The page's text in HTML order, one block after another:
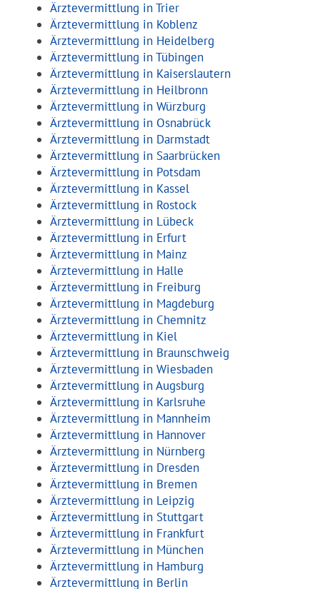
Ärztevermittlung in Trier
Ärztevermittlung in Koblenz
Ärztevermittlung in Heidelberg
Ärztevermittlung in Tübingen
Ärztevermittlung in Kaiserslautern
Ärztevermittlung in Heilbronn
Ärztevermittlung in Würzburg
Ärztevermittlung in Osnabrück
Ärztevermittlung in Darmstadt
Ärztevermittlung in Saarbrücken
Ärztevermittlung in Potsdam
Ärztevermittlung in Kassel
Ärztevermittlung in Rostock
Ärztevermittlung in Lübeck
Ärztevermittlung in Erfurt
Ärztevermittlung in Mainz
Ärztevermittlung in Halle
Ärztevermittlung in Freiburg
Ärztevermittlung in Magdeburg
Ärztevermittlung in Chemnitz
Ärztevermittlung in Kiel
Ärztevermittlung in Braunschweig
Ärztevermittlung in Wiesbaden
Ärztevermittlung in Augsburg
Ärztevermittlung in Karlsruhe
Ärztevermittlung in Mannheim
Ärztevermittlung in Hannover
Ärztevermittlung in Nürnberg
Ärztevermittlung in Dresden
Ärztevermittlung in Bremen
Ärztevermittlung in Leipzig
Ärztevermittlung in Stuttgart
Ärztevermittlung in Frankfurt
Ärztevermittlung in München
Ärztevermittlung in Hamburg
Ärztevermittlung in Berlin